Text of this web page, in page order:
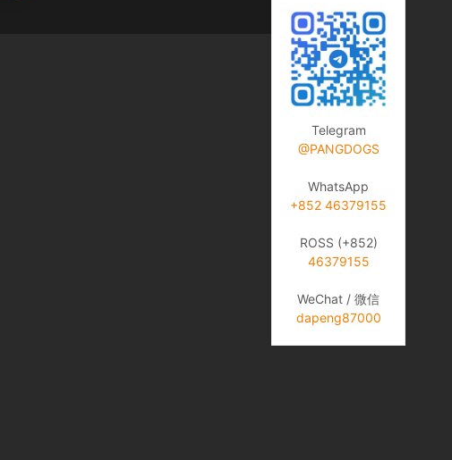
Telegram
@PANGDOGS
WhatsApp
+852 46379155
ROSS (+852)
46379155
WeChat / 微信
dapeng87000